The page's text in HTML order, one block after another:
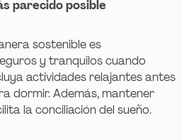
parecido posible
sostenible es
y tranquilos cuando
actividades relajantes antes
dormir. Además, mantener
la conciliación del sueño.